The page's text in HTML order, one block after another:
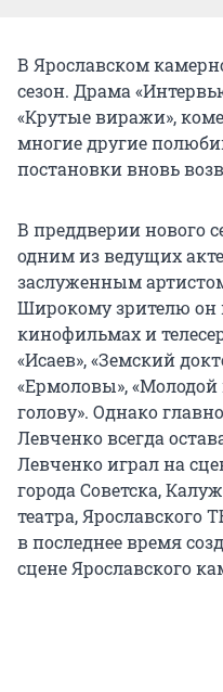
В Ярославском
сезон. Драма
«Крутые виражи»,
многие другие
постановки вновь
В преддверии нового
одним из ведущих
заслуженным
Широкому зрителю он
кинофильмах и
«Исаев», «Земский
«Ермоловы», «Молодой
голову». Однако
Левченко всегда
Левченко играл на
города Советска,
театра, Ярославского
в последнее время
сцене Ярославского